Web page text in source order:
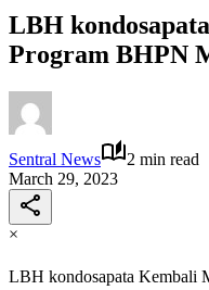
LBH
Program BHPN
Sentral News
2 min read
March 29, 2023
×
LBH kondosapata Kembali